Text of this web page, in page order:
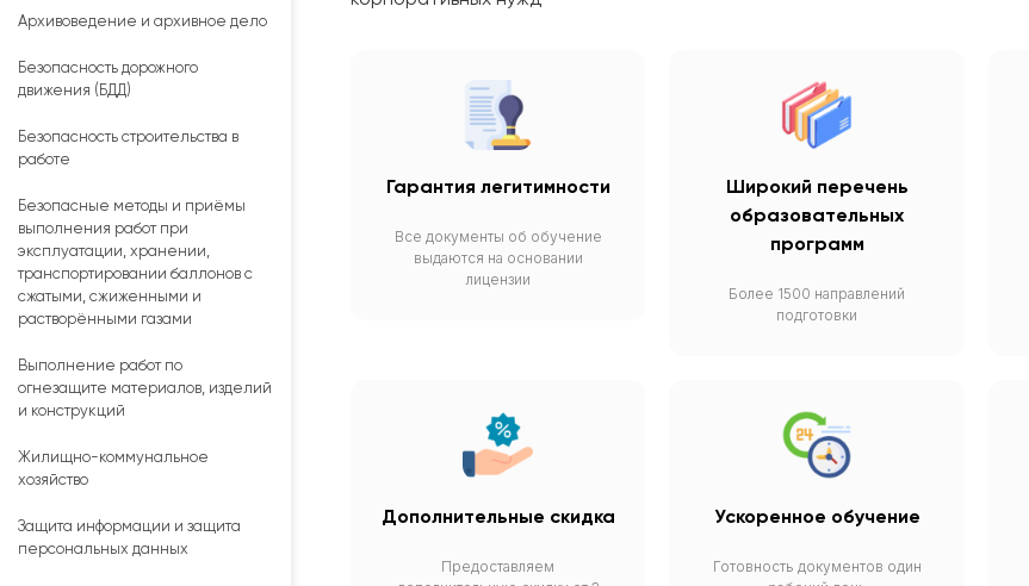
Архивоведение и архивное дело
Безопасность дорожного
движения (БДД)
Безопасность строительства в
работе
Безопасные методы и приёмы
выполнения работ при
эксплуатации, хранении,
транспортировании баллонов с
сжатыми, сжиженными и
растворёнными газами
Выполнение работ по
огнезащите материалов, изделий
и конструкций
Жилищно-коммунальное
хозяйство
Защита информации и защита
персональных данных
Гарантия легитимности
Все документы об обучение
выдаются на основании
лицензии
Широкий перечень
образовательных
программ
Более 1500 направлений
подготовки
Дополнительные скидка
Предоставляем
Ускоренное обучение
Готовность документов один